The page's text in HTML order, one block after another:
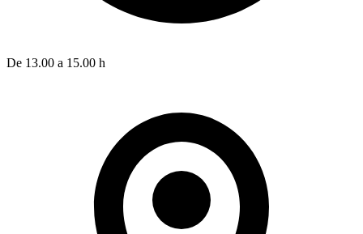
De 13.00 a 15.00 h